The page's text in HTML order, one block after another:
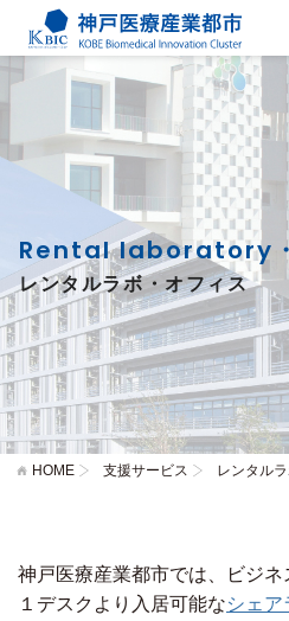
Rental laboratory
レンタルラボ・オフィス
HOME 支援サービス レンタル
神戸医療産業都市では、ビジネ
１デスクより入居可能なシェア